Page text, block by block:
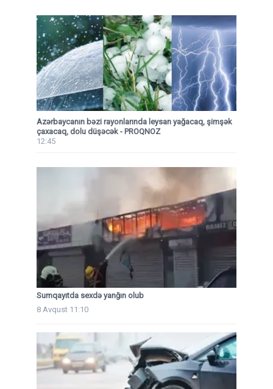
Azərbaycanın bəzi rayonlarında leysan yağacaq, şimşək
çaxacaq, dolu düşəcək - PROQNOZ
12:45
Sumqayıtda sexdə yanğın olub
8 Avqust 11:10